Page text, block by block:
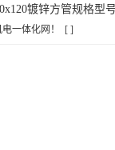
镀锌方管规格型
一体化网！ [ ]